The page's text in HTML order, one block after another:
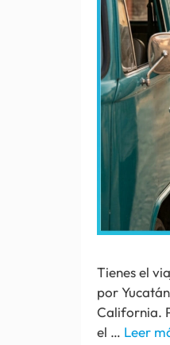
Tienes el
por
California.
el … Leer